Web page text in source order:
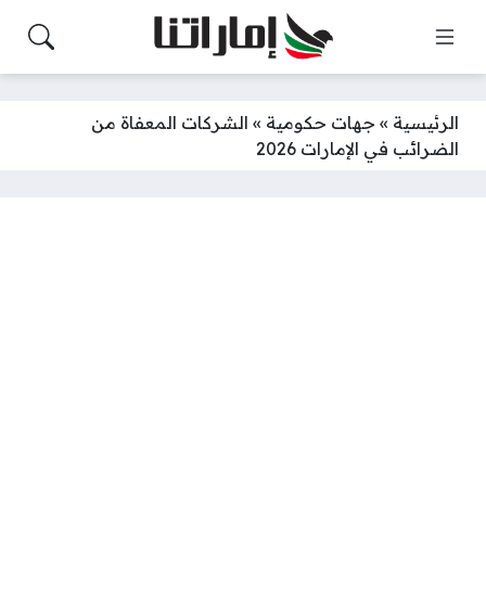
الرئيسية » جهات حكومية » الشركات المعفاة من
الضرائب في الإمارات 2026